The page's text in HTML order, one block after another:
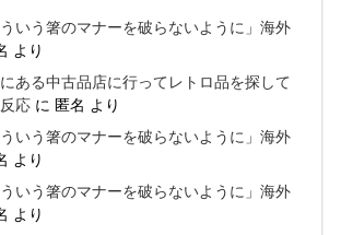
ういう箸のマナーを破らないように」海外
より
にある中古品店に行ってレトロ品を探して
応 に匿名 より
ういう箸のマナーを破らないように」海外
より
ういう箸のマナーを破らないように」海外
より